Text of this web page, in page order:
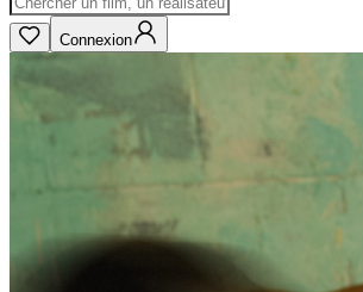
Connexion